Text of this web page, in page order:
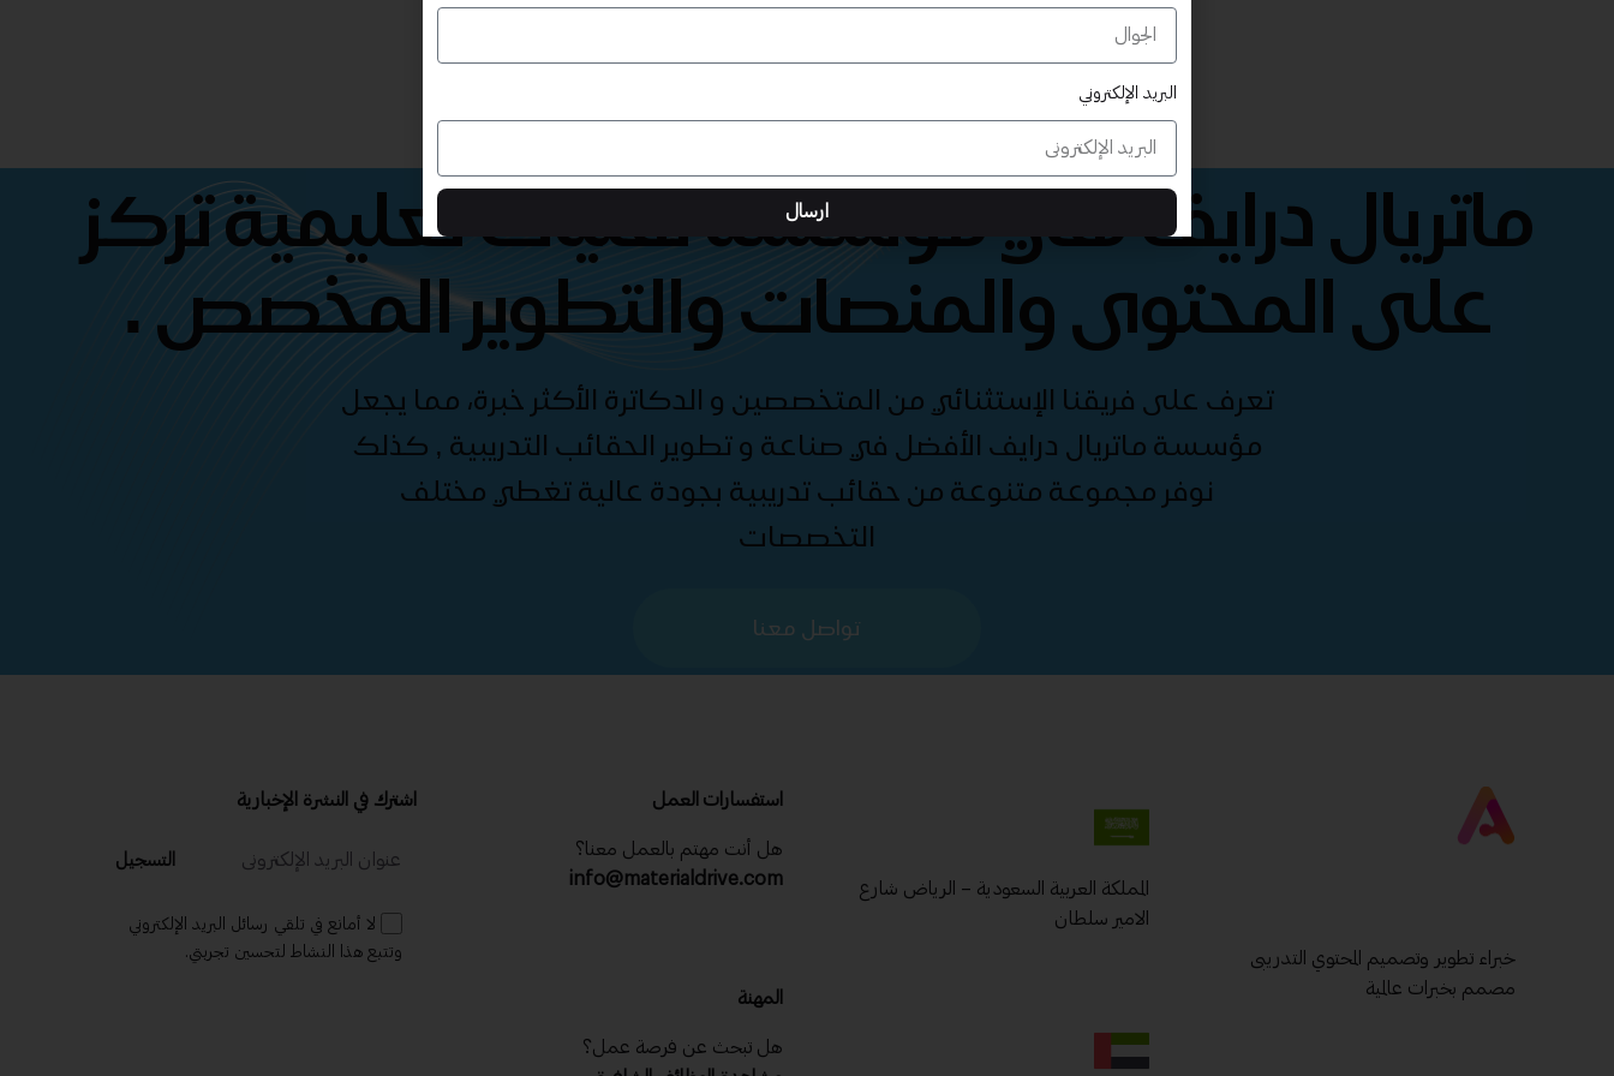
ماتريال درايف هي مؤسسة تقنيات تعليمية تركز
على المحتوى والمنصات والتطوير المخصص .
تعرف على فريقنا الإستثنائي من المتخصصين و الدكاترة الأكثر خبرة، مما يجعل
مؤسسة ماتريال درايف الأفضل في صناعة و تطوير الحقائب التدريبية , كذلك
نوفر مجموعة متنوعة من حقائب تدريبية بجودة عالية تغطي مختلف
التخصصات
تواصل معنا
خبراء تطوير وتصميم المحتوي التدريبى
مصمم بخبرات عالمية
المملكة العربية السعودية – الرياض شارع
الامير سلطان
استفسارات العمل
هل أنت مهتم بالعمل معنا؟
info@materialdrive.com
المهنة
هل تبحث عن فرصة عمل؟
اشترك في النشرة الإخبارية
التسجيل
لا أمانع في تلقي رسائل البريد الإلكتروني
وتتبع هذا النشاط لتحسين تجربتي.
البريد الإلكتروني
ارسال